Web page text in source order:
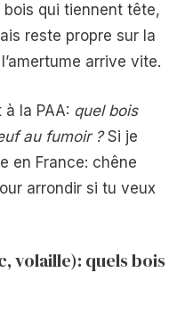
qui tiennent tête,
reste propre sur la
arrive vite.
la PAA: quel bois
au fumoir ?Si je
en France: chêne
arrondir si tu veux
volaille): quels bois